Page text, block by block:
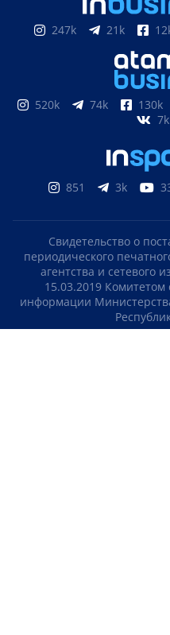
247k 21k
520k 74k 130k
7k
851 3k
Свидетельство о
периодического
агентства и сетевого
15.03.2019
информации